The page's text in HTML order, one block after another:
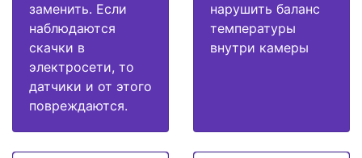
заменить. Если
наблюдаются
скачки в
электросети, то
датчики и от этого
повреждаются.
нарушить баланс
температуры
внутри камеры